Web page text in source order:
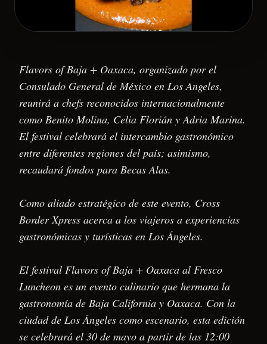
Flavors of Baja + Oaxaca, organizado por el
Consulado General de México en Los Angeles,
reunirá a chefs reconocidos internacionalmente
como Benito Molina, Celia Florián y Adria Marina.
El festival celebrará el intercambio gastronómico
entre diferentes regiones del país; asimismo,
recaudará fondos para Becas Alas.
Como aliado estratégico de este evento, Cross
Border Xpress acerca a los viajeros a experiencias
gastronómicas y turísticas en Los Ángeles.
El festival Flavors of Baja + Oaxaca al Fresco
Luncheon es un evento culinario que hermana la
gastronomía de Baja California y Oaxaca. Con la
ciudad de Los Ángeles como escenario, esta edición
se celebrará el 30 de mayo a partir de las 12:00